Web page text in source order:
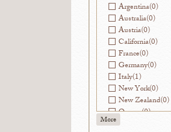
Argentina(0)
Australia(0)
Austria(0)
California(0)
France(0)
Germany(0)
Italy(1)
New York(0)
New Zealand(0)
Oregon(0)
Slovenia
More